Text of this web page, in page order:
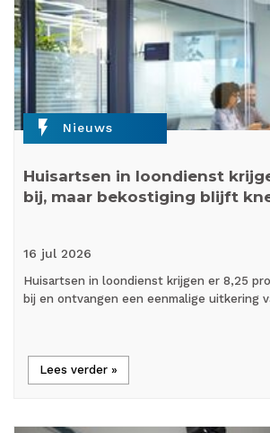
flash_on Nieuws
Huisartsen in loondienst
bij, maar bekostiging blijft
16 jul 2026
Huisartsen in loondienst krijgen er 8,25
bij en ontvangen een eenmalige uitkering
Lees verder »